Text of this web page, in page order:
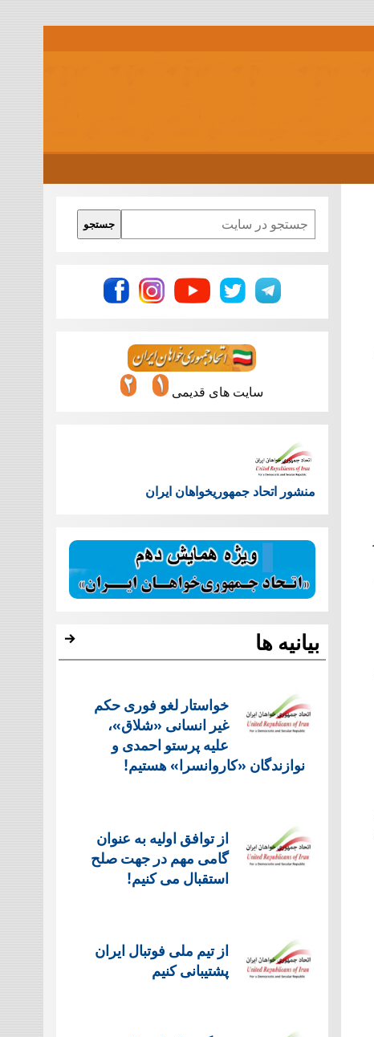
Search
جستجو
سایت های قدیمی
منشور اتحاد جمهوریخواهان ایران
بیانیه ها
خواستار لغو فوری حکم
غیر انسانی «شلاق»،
علیه پرستو احمدی و
نوازندگان «کاروانسرا» هستیم!
از توافق اولیه به عنوان
گامی مهم در جهت صلح
استقبال می کنیم!
از تیم ملی فوتبال ایران
پشتیبانی کنیم